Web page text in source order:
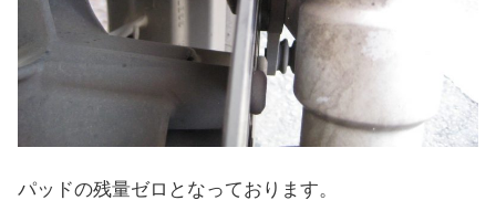
パッドの残量ゼロとなっております。